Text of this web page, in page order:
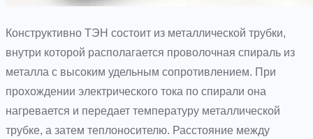
Конструктивно ТЭН состоит из металлической трубки,
внутри которой располагается проволочная спираль из
металла с высоким удельным сопротивлением. При
прохождении электрического тока по спирали она
нагревается и передает температуру металлической
трубке, а затем теплоносителю. Расстояние между